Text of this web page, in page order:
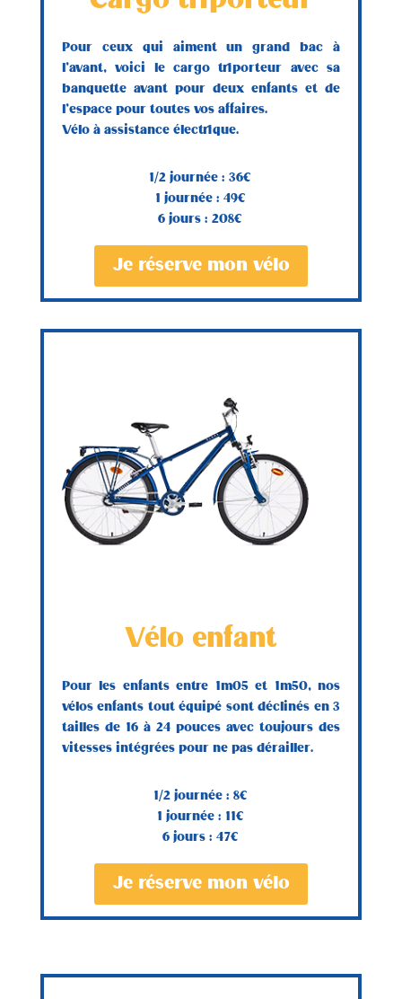
Pour ceux qui aiment un grand bac à
l’avant, voici le cargo triporteur avec sa
banquette avant pour deux enfants et de
l’espace pour toutes vos affaires.
Vélo à assistance électrique.
1/2 journée : 36€
1 journée : 49€
6 jours : 208€
Je réserve mon vélo
Vélo enfant
Pour les enfants entre 1m05 et 1m50, nos
vélos enfants tout équipé sont déclinés en 3
tailles de 16 à 24 pouces avec toujours des
vitesses intégrées pour ne pas dérailler.
1/2 journée : 8€
1 journée : 11€
6 jours : 47€
Je réserve mon vélo